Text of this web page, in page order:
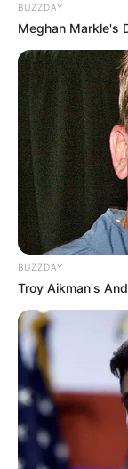
BUZZDAY
Meghan Markle's
BUZZDAY
Troy Aikman's